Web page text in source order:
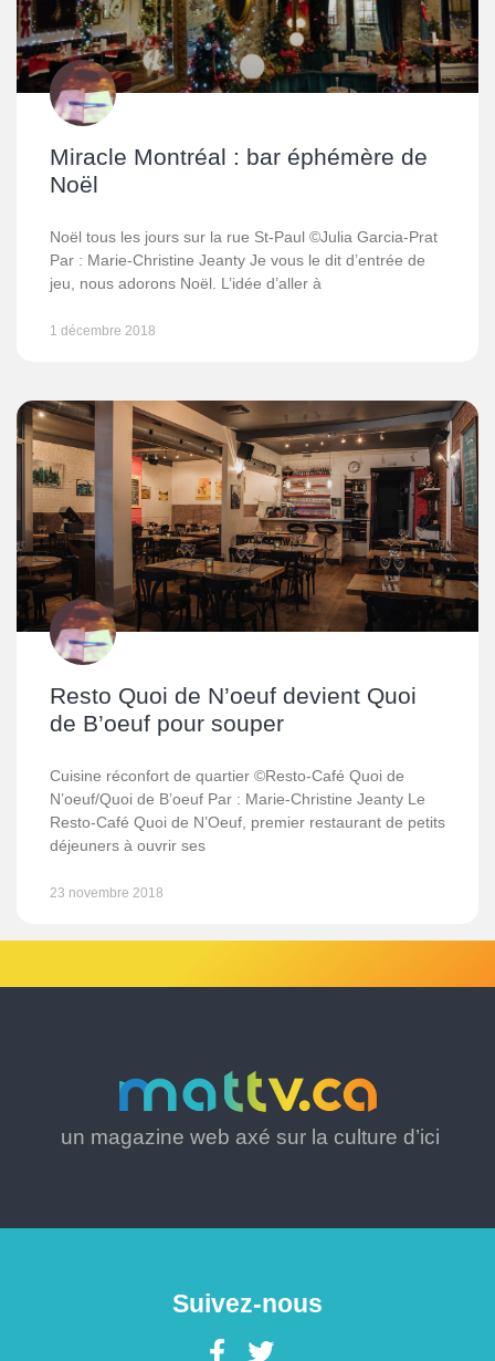
Miracle Montréal : bar éphémère de
Noël
Noël tous les jours sur la rue St-Paul ©Julia Garcia-Prat
Par : Marie-Christine Jeanty Je vous le dit d’entrée de
jeu, nous adorons Noël. L’idée d’aller à
1 décembre 2018
Resto Quoi de N’oeuf devient Quoi
de B’oeuf pour souper
Cuisine réconfort de quartier ©Resto-Café Quoi de
N’oeuf/Quoi de B’oeuf Par : Marie-Christine Jeanty Le
Resto-Café Quoi de N’Oeuf, premier restaurant de petits
déjeuners à ouvrir ses
23 novembre 2018
un magazine web axé sur la culture d’ici
Suivez-nous